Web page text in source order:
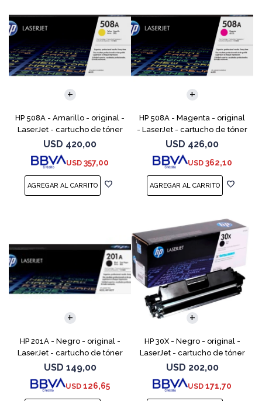
HP 508A - Amarillo - original -
LaserJet - cartucho de tóner
(CF362A) - para Color
LaserJet Enterprise MFP M577;
LaserJet Enterp
USD 420,00
USD 357,00
HP 508A - Magenta - original
- LaserJet - cartucho de tóner
(CF363A) - para Color
LaserJet Enterprise MFP M577;
LaserJet Enterpr
USD 426,00
USD 362,10
HP 201A - Negro - original -
LaserJet - cartucho de tóner
(CF400A) - para Color
LaserJet Pro M252dn,
M252dw, M252n, MFP M277c6,
USD 149,00
USD 126,65
HP 30X - Negro - original -
LaserJet - cartucho de tóner
(CF230X) - para LaserJet Pro
M203d, M203dn, M203dw, MFP
M227fdn, MFP M2
USD 202,00
USD 171,70